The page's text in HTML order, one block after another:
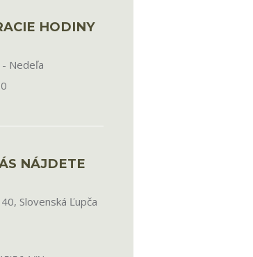
HODINY
Nedeľa
NÁJDETE
Slovenská Ľupča